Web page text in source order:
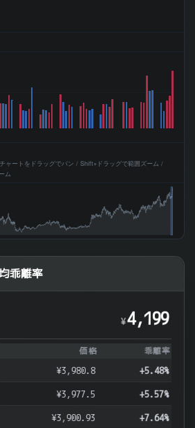
ャートをドラッグでパン / Shift+ドラッグで範囲ズーム /
ム
乖離率
¥4,199
価格 乖離率
¥3,980.8 +5.48%
¥3,977.5 +5.57%
¥3,900.93 +7.64%